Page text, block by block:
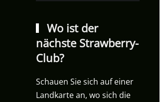
Wo ist der
nächste Strawberry-
Club?
Schauen Sie sich auf einer
Landkarte an, wo sich die